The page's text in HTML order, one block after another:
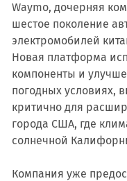
Waymo, дочерняя
шестое поколение
электромобилей
Новая платформа
компоненты и
погодных условиях,
критично для
города США, где
солнечной
Компания уже